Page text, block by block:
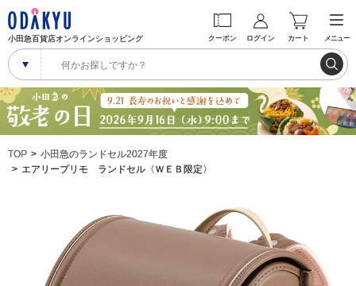
小田急百貨店オンラインショッピング クーポン ログイン カート メニュー
TOP
小田急のランドセル2027年度
エアリープリモ ランドセル〈ＷＥＢ限定〉